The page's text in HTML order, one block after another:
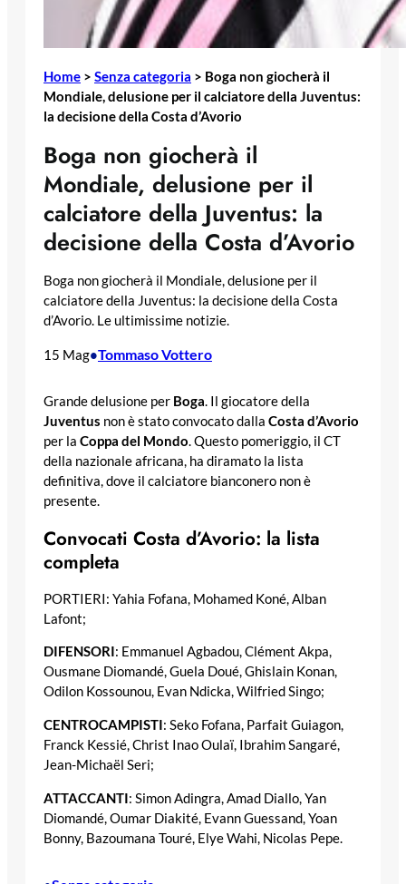
Home > Senza categoria > Boga non giocherà il
Mondiale, delusione per il calciatore della Juventus:
la decisione della Costa d’Avorio
Boga non giocherà il
Mondiale, delusione per il
calciatore della Juventus: la
decisione della Costa d’Avorio
Boga non giocherà il Mondiale, delusione per il
calciatore della Juventus: la decisione della Costa
d’Avorio. Le ultimissime notizie.
15 Mag•Tommaso Vottero
Grande delusione per Boga. Il giocatore della
Juventus non è stato convocato dalla Costa d’Avorio
per la Coppa del Mondo. Questo pomeriggio, il CT
della nazionale africana, ha diramato la lista
definitiva, dove il calciatore bianconero non è
presente.
Convocati Costa d’Avorio: la lista
completa
PORTIERI: Yahia Fofana, Mohamed Koné, Alban
Lafont;
DIFENSORI : Emmanuel Agbadou, Clément Akpa,
Ousmane Diomandé, Guela Doué, Ghislain Konan,
Odilon Kossounou, Evan Ndicka, Wilfried Singo;
CENTROCAMPISTI: Seko Fofana, Parfait Guiagon,
Franck Kessié, Christ Inao Oulaï, Ibrahim Sangaré,
Jean-Michaël Seri;
ATTACCANTI: Simon Adingra, Amad Diallo, Yan
Diomandé, Oumar Diakité, Evann Guessand, Yoan
Bonny, Bazoumana Touré, Elye Wahi, Nicolas Pepe.